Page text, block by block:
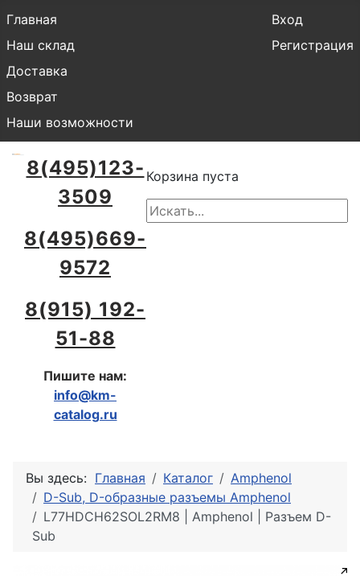
Главная
Наш склад
Доставка
Возврат
Наши возможности
Вход
Регистрация
8(495)123-
3509
8(495)669-
9572
8(915) 192-
51-88
Пишите нам:
info@km-
catalog.ru
Корзина пуста
Вы здесь: Главная Каталог
Amphenol
D-Sub, D-образные разъемы Amphenol
L77HDCH62SOL2RM8 | Amphenol | Разъем D-
Sub